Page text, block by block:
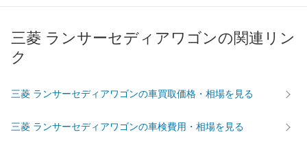
過給機 - - -
タイヤ
後輪サイズ - -
WLTC - -
三菱 ランサーセディアワゴンの関連リン
ク
三菱 ランサーセディアワゴンの車買取価格・相場を見る
三菱 ランサーセディアワゴンの車検費用・相場を見る